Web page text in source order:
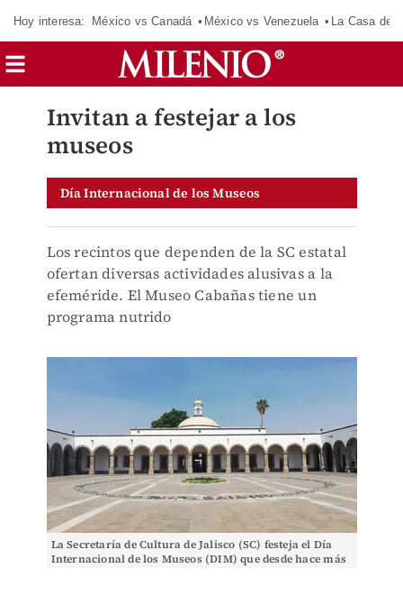
Hoy interesa: México vs Canadá México vs Venezuela La Casa de
Invitan a festejar a los
museos
Día Internacional de los Museos
Los recintos que dependen de la SC estatal
ofertan diversas actividades alusivas a la
efeméride. El Museo Cabañas tiene un
programa nutrido
La Secretaría de Cultura de Jalisco (SC) festeja el Día
Internacional de los Museos (DIM) que desde hace más